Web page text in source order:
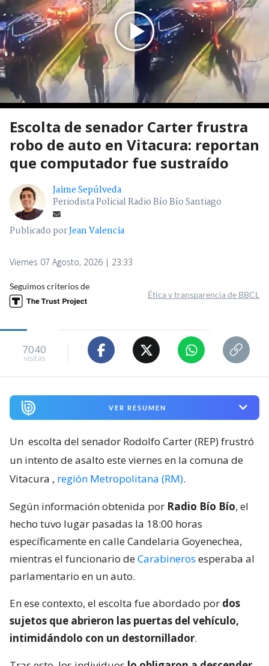
Escolta de senador Carter frustra
robo de auto en Vitacura: reportan
que computador fue sustraído
Jaime Sepúlveda
Periodista Policial Radio Bío Bío Santiago
Publicado porJean Valencia
Viernes 07 Agosto, 2026 | 23:33
Seguimos criterios de
Ética y transparencia de BBCL
7040
visitas
VER RESUMEN
Un escolta del senador Rodolfo Carter (REP) frustró
un intento de asalto este viernes en la comuna de
Vitacura , región Metropolitana (RM).
Según información obtenida por Radio Bío Bío, el
hecho tuvo lugar pasadas la 18:00 horas
específicamente en calle Candelaria Goyenechea,
mientras el funcionario deCarabineros esperaba al
parlamentario en un auto.
En ese contexto, el escolta fue abordado por dos
sujetos que abrieron las puertas del vehículo,
intimidándolo con un destornillador.